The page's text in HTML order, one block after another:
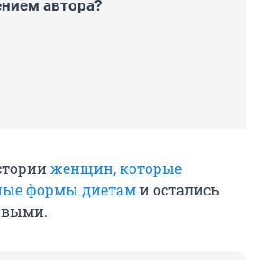
автора?
женщин, которые
формы диетами остались